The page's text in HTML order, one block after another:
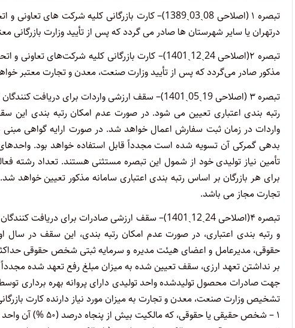
تبصره ۱ (اصلاحی 08ˏ03ˏ1389)
– کارت بازرگانی کلیه شرکت های تعاونی و
درتهران یا سایر شهرستان ها صادر می گردد که پس از تأیید وزارت بازرگانی
تبصره ۲(اصلاحی 24ˏ12ˏ1401)
– کارت بازرگانی کلیه شرکت‌های تعاونی و
مذکور صادر می‌گردد که پس از تأیید وزارت صنعت، معدن و تجارت معتبر
تبصره ۳ (اصلاحی 19ˏ05ˏ1401)
– سقف ارزشی واردات برای دریافت کنندگان
واردات در زمان ثبت سفارش اعمال خواهد شد. در صورت ارایه گواهی
بدهی گمرکی آن تسویه شده است مجدداً قابل استفاده خواهد بود. واحدهای
تأمین نیاز تولیدی خود از شمول این تبصره مستثنی هستند. تعداد رشته
برای هر بازرگان بر اساس رتبه بندی اعتباری سامانه مذکور تعیین
تجارت مجاز می باشد.
تبصره ۴(اصلاحی 24ˏ12ˏ1401)
– سقف ارزشی صادرات برای دریافت کنندگان
و رتبه ‌بندی اعتباری، در صورت عدم امکان رتبه ‌بندی، این سقف در
بر نداشتن تعهد ارزی، سقف تعیین شده به میزان مبلغ رفع تعهد شده مجدداً
جهت صادرات محصول تولیدشده واحد تولیدی دارای پروانه بهره‌ برداری
تشخیص وزارت صنعت، معدن و تجارت به میزان مورد نیاز دارنده کارت
۱ – شخص حقیقی یا حقوقی، که مالکیت بیش از پنجاه درصد (۵۰ %) آن واحد تولیدی را دارد.